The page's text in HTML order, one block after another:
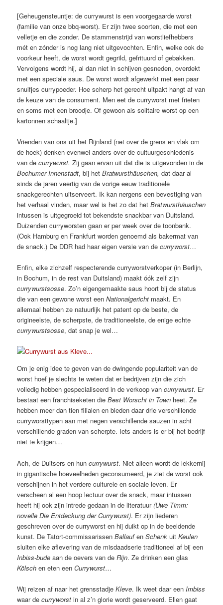
[Geheugensteuntje: de currywurst is een voorgegaarde worst
(familie van onze bbq-worst). Er zijn twee soorten, die met een
velletje en die zonder. De stammenstrijd van worstliefhebbers
mét en zónder is nog lang niet uitgevochten. Enfin, welke ook de
voorkeur heeft, de worst wordt gegrild, gefrituurd of gebakken.
Vervolgens wordt hij, al dan niet in schijven gesneden, overdekt
met een speciale saus. De worst wordt afgewerkt met een paar
snuifjes currypoeder. Hoe scherp het gerecht uitpakt hangt af van
de keuze van de consument. Men eet de curryworst met frieten
en soms met een broodje. Of gewoon als solitaire worst op een
kartonnen schaaltje.]
Vrienden van ons uit het Rijnland (net over de grens en vlak om
de hoek) denken evenwel anders over de cultuurgeschiedenis
van decurrywurst. Zij gaan ervan uit dat die is uitgevonden in de
Bochumer Innenstadt, bij hetBratwursthäuschen,dat daar al
sinds de jaren veertig van de vorige eeuw traditionele
snackgerechten uitserveert. Ik kan nergens een bevestiging van
het verhaal vinden, maar wel is het zo dat hetBratwursthäuschen
intussen is uitgegroeid tot bekendste snackbar van Duitsland.
Duizenden curryworsten gaan er per week over de toonbank.
(Ook Hamburg en Frankfurt worden genoemd als bakermat van
de snack.) De DDR had haar eigen versie van decurryworst…
Enfin, elke zichzelf respecterende curryworstverkoper (in Berlijn,
in Bochum, in de rest van Duitsland) maakt óók zelf zijn
currywurstsosse. Zo’n eigengemaakte saus hoort bij de status
die van een gewone worst eenNationalgericht maakt. En
allemaal hebben ze natuurlijk het patent op de beste, de
origineelste, de scherpste, de traditioneelste, de enige echte
currywurstsosse, dat snap je wel…
Om je enig idee te geven van de dwingende populariteit van de
worst hoef je slechts te weten dat er bedrijven zijn die zich
volledig hebben gespecialiseerd in de verkoop vancurrywurst. Er
bestaat een franchiseketen dieBest Worscht in Town heet. Ze
hebben meer dan tien filialen en bieden daar drie verschillende
curryworsttypen aan met negen verschillende sauzen in acht
verschillende graden van scherpte. Iets anders is er bij het bedrijf
niet te krijgen…
Ach, de Duitsers en hun currywurst. Niet alleen wordt de lekkernij
in gigantische hoeveelheden geconsumeerd, je ziet de worst ook
verschijnen in het verdere culturele en sociale leven. Er
verscheen al een hoop lectuur over de snack, maar intussen
heeft hij ook zijn intrede gedaan in de literatuur(Uwe Timm:
novelle Die Entdeckung der Currywurst). Er zijn liederen
geschreven over de curryworst en hij duikt op in de beeldende
kunst. De Tatort-commissarissenBallaufenSchenkuitKeulen
sluiten elke aflevering van de misdaadserie traditioneel af bij een
Inbiss-bude aan de oevers van deRijn. Ze drinken een glas
Kölsch en eten eenCurrywurst…
Wij reizen af naar het grensstadjeKleve. Ik weet daar een Imbiss
waar decurryworst in al z’n glorie wordt geserveerd. Ellen gaat